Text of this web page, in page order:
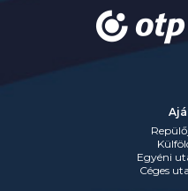
Egyéni
Céges